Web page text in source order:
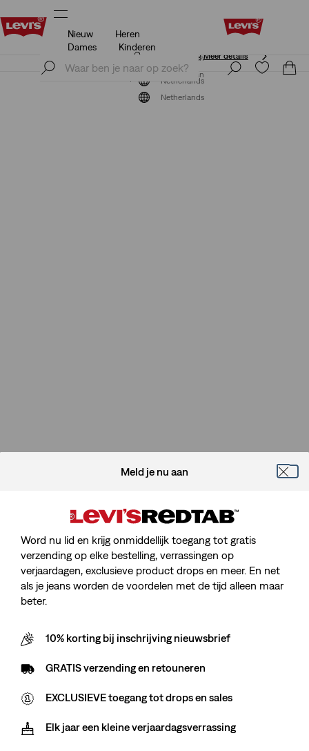
Unidays: Studenten krijgen 20% korting
Meld je nu aan
Netherlands
Nieuw
Heren
Dames
Kinderen
Unidays: Studenten krijgen 20% kortingMeer details
Meld je nu aan
Netherlands
Sorry, We Kunnen De Pagina Die
Sorry voor het ongemak. Probeer het later nog eens.
Meld je nu aan
Word nu lid en krijg onmiddellijk toegang tot gratis
verzending op elke bestelling, verrassingen op
verjaardagen, exclusieve product drops en meer. En net
als je jeans worden de voordelen met de tijd alleen maar
beter.
10% korting bij inschrijving nieuwsbrief
GRATIS verzending en retouneren
EXCLUSIEVE toegang tot drops en sales
Elk jaar een kleine verjaardagsverrassing